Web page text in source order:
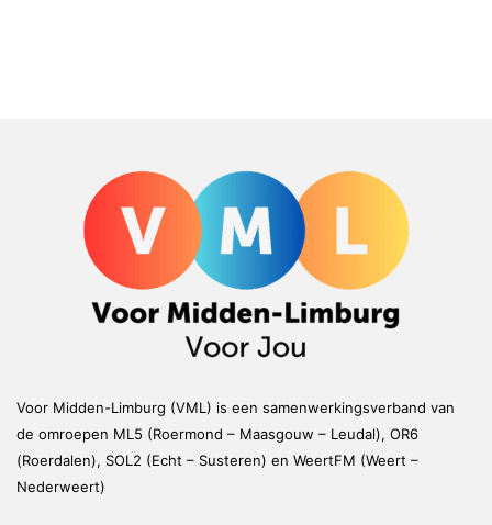
Voor Midden-Limburg (VML) is een samenwerkingsverband van
de omroepen ML5 (Roermond – Maasgouw – Leudal), OR6
(Roerdalen), SOL2 (Echt – Susteren) en WeertFM (Weert –
Nederweert)